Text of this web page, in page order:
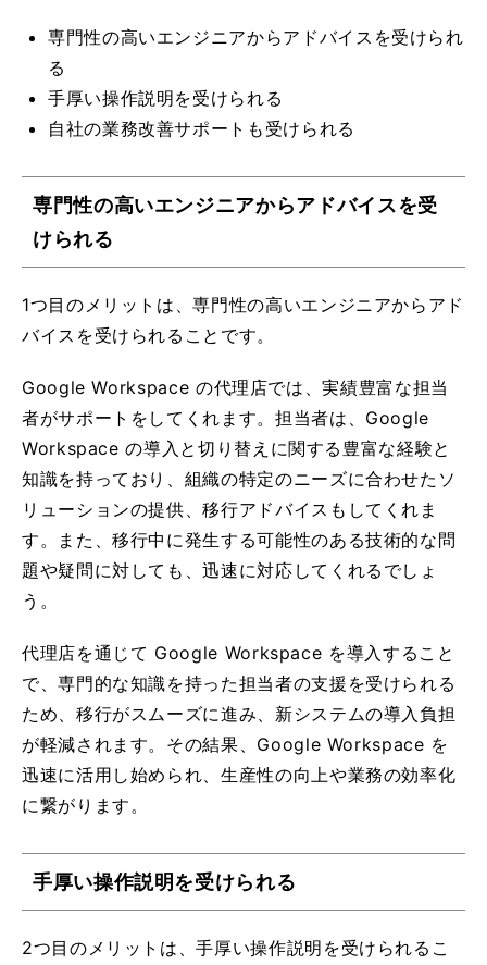
専門性の高いエンジニアからアドバイスを受けられ
る
手厚い操作説明を受けられる
自社の業務改善サポートも受けられる
専門性の高いエンジニアからアドバイスを受
けられる
1つ目のメリットは、専門性の高いエンジニアからアド
バイスを受けられることです。
Google Workspace の代理店では、実績豊富な担当
者がサポートをしてくれます。担当者は、Google
Workspace の導入と切り替えに関する豊富な経験と
知識を持っており、組織の特定のニーズに合わせたソ
リューションの提供、移行アドバイスもしてくれま
す。また、移行中に発生する可能性のある技術的な問
題や疑問に対しても、迅速に対応してくれるでしょ
う。
代理店を通じて Google Workspace を導入すること
で、専門的な知識を持った担当者の支援を受けられる
ため、移行がスムーズに進み、新システムの導入負担
が軽減されます。その結果、Google Workspace を
迅速に活用し始められ、生産性の向上や業務の効率化
に繋がります。
手厚い操作説明を受けられる
2つ目のメリットは、手厚い操作説明を受けられるこ